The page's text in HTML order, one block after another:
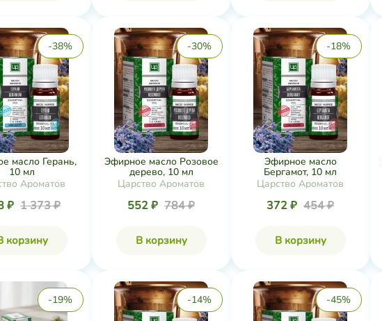
-38%
масло Герань,
10 мл
Ароматов
₽ 1 373 ₽
корзину
-30%
Эфирное масло Розовое
дерево, 10 мл
Царство Ароматов
552 ₽ 784 ₽
В корзину
-18%
Эфирное масло
Бергамот, 10 мл
Царство Ароматов
372 ₽ 454 ₽
В корзину
-19% -14% -45%